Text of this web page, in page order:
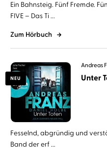
Ein Bahnsteig. Fünf Fremde.
FIVE – Das Ti ...
Zum Hörbuch
NEU
Andreas
Unter
Fesselnd, abgründig und
Band der erf ...